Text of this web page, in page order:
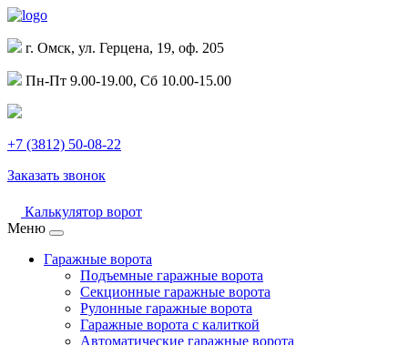
г. Омск, ул. Герцена, 19, оф. 205
Пн-Пт 9.00-19.00, Сб 10.00-15.00
+7 (3812) 50-08-22
Заказать звонок
Калькулятор ворот
Меню
Гаражные ворота
Подъемные гаражные ворота
Секционные гаражные ворота
Рулонные гаражные ворота
Гаражные ворота с калиткой
Автоматические гаражные ворота